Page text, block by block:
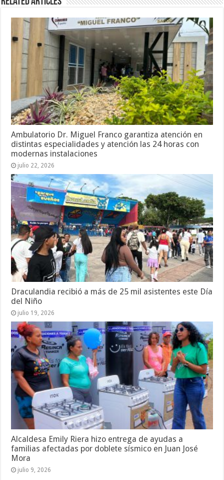
Ambulatorio Dr. Miguel Franco garantiza atención en
distintas especialidades y atención las 24 horas con
modernas instalaciones
julio 22, 2026
Draculandia recibió a más de 25 mil asistentes este Día
del Niño
julio 19, 2026
Alcaldesa Emily Riera hizo entrega de ayudas a
familias afectadas por doblete sísmico en Juan José
Mora
julio 9, 2026